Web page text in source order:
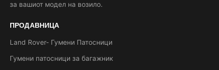
за вашиот модел на возило.
ПРОДАВНИЦА
Land Rover- Гумени Патосници
Гумени патосници за багажник